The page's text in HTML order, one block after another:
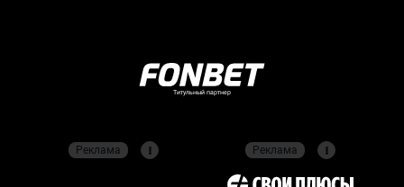
Титульный партнер
Реклама Реклама